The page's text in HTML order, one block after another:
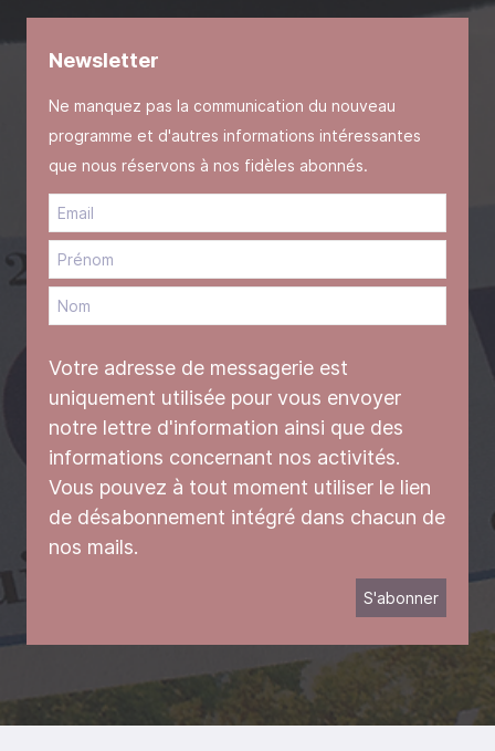
Newsletter
Ne manquez pas la communication du nouveau
programme et d'autres informations intéressantes
que nous réservons à nos fidèles abonnés.
Votre adresse de messagerie est
uniquement utilisée pour vous envoyer
notre lettre d'information ainsi que des
informations concernant nos activités.
Vous pouvez à tout moment utiliser le lien
de désabonnement intégré dans chacun de
nos mails.